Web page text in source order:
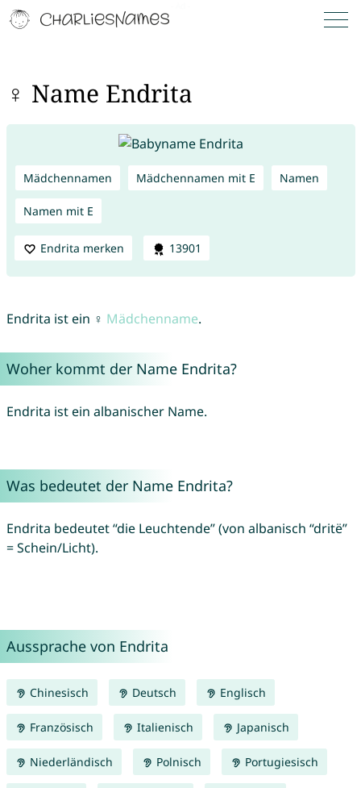
♀ Name Endrita
Mädchennamen Mädchennamen mit E Namen
Namen mit E
Endrita merken 13901
Endrita ist ein ♀ Mädchenname.
Woher kommt der Name Endrita?
Endrita ist ein albanischer Name.
Was bedeutet der Name Endrita?
Endrita bedeutet “die Leuchtende” (von albanisch “dritë”
= Schein/Licht).
Aussprache von Endrita
Chinesisch Deutsch Englisch
Französisch Italienisch Japanisch
Niederländisch Polnisch Portugiesisch